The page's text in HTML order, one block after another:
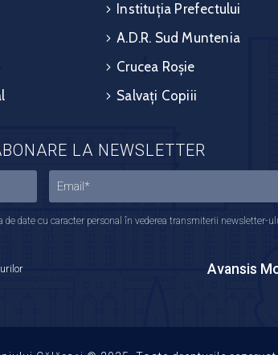
Instituția Prefectului
A.D.R. Sud Muntenia
Crucea Roșie
Salvați Copiii
LA NEWSLETTER
date cu caracter personal în vederea transmiterii newsletter-
Avansis